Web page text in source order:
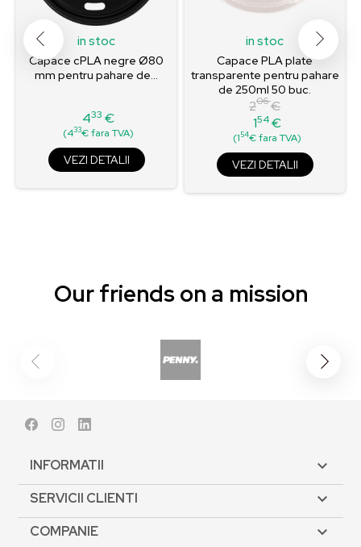
in stoc
Capace cPLA negre Ø80
mm pentru pahare de...
Pret
433 €
(433€ fara TVA)
VEZI DETALII
in stoc
Capace PLA plate
transparente pentru pahare
de 250ml 50 buc.
Pret
de
baza
206€
Pret
154€
(154€ fara TVA)
VEZI DETALII
Our friends on a mission
FacebookInstagram
INFORMATII 
SERVICII CLIENTI 
COMPANIE 